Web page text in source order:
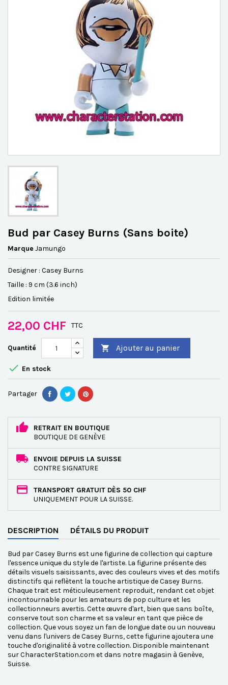
Bud par Casey Burns (Sans boite)
Marque Jamungo
Designer : Casey Burns
Taille : 9 cm (3.6 inch)
Edition limitée
22,00 CHF TTC
Quantité  Ajouter au panier
 En stock
Partager
RETRAIT EN BOUTIQUE
BOUTIQUE DE GENÈVE
ENVOIE DEPUIS LA SUISSE
CONTRE SIGNATURE
TRANSPORT GRATUIT DÈS 50 CHF
UNIQUEMENT POUR LA SUISSE.
DESCRIPTION DÉTAILS DU PRODUIT
Bud par Casey Burns est une figurine de collection qui capture
l'essence unique du style de l'artiste. La figurine présente des
détails visuels saisissants, avec des couleurs vives et des motifs
distinctifs qui reflètent la touche artistique de Casey Burns.
Chaque trait est méticuleusement reproduit, rendant cet objet
incontournable pour les amateurs de pop culture et les
collectionneurs avertis. Cette œuvre d'art, bien que sans boîte,
conserve tout son charme et sa valeur en tant que pièce de
collection. Que vous soyez un fan de longue date ou un nouveau
venu dans l'univers de Casey Burns, cette figurine ajoutera une
touche d'originalité à votre collection. Disponible maintenant
sur CharacterStation.com et dans notre magasin à Genève,
Suisse.